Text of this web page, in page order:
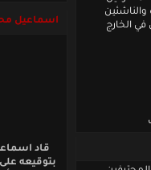
في الخارج
اسماعيل
بتوقيعه